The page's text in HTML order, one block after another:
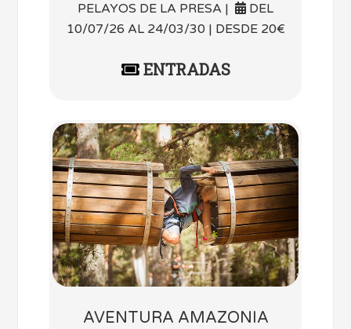
PELAYOS DE LA PRESA |
DEL
10/07/26 AL 24/03/30 | DESDE 20€
ENTRADAS
AVENTURA AMAZONIA